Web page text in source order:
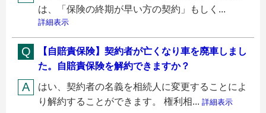
は、「保険の終期が早い方の契約」もしく...
詳細表示
【自賠責保険】契約者が亡くなり車を廃車しまし
た。自賠責保険を解約できますか？
はい、契約者の名義を相続人に変更することによ
り解約することができます。 権利相... 詳細表示